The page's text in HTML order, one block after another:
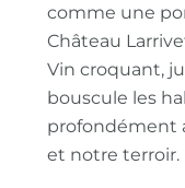
comme une
Château
Vin croquant,
bouscule les
profondément
et notre terroir.